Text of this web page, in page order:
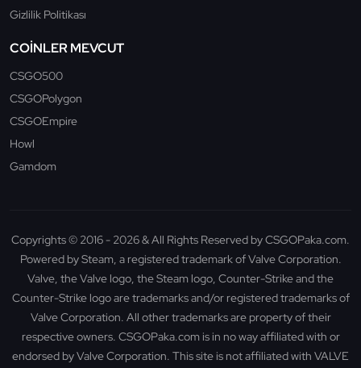
Gizlilik Politikası
COINLER MEVCUT
CSGO500
CSGOPolygon
CSGOEmpire
Howl
Gamdom
Copyrights © 2016 - 2026 & All Rights Reserved by CSGOPaka.com.
Powered by Steam, a registered trademark of Valve Corporation.
Valve, the Valve logo, the Steam logo, Counter-Strike and the
Counter-Strike logo are trademarks and/or registered trademarks of
Valve Corporation. All other trademarks are property of their
respective owners. CSGOPaka.com is in no way affiliated with or
endorsed by Valve Corporation. This site is not affiliated with VALVE